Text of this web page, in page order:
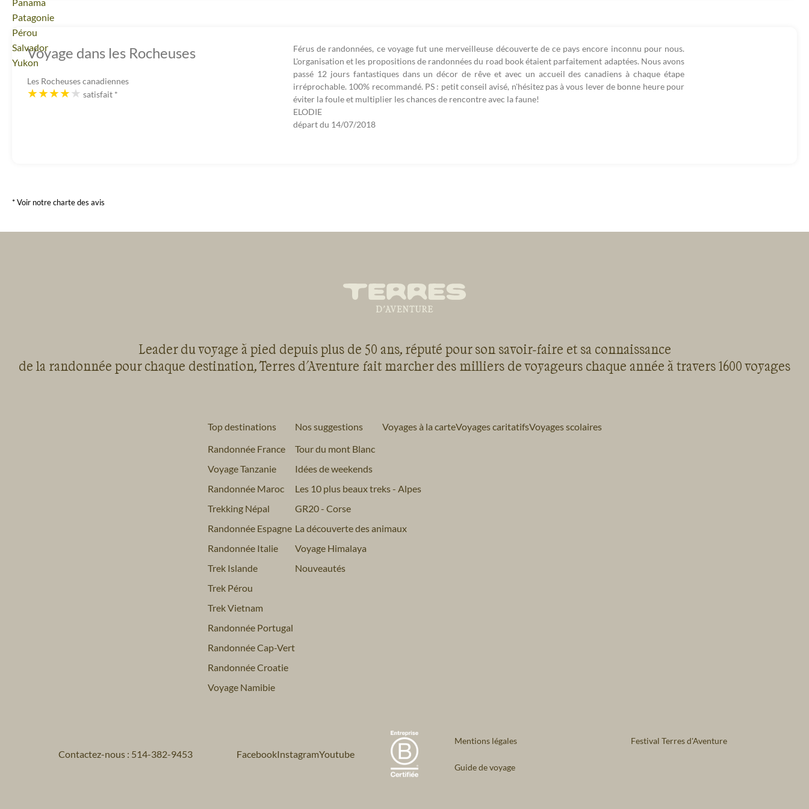
Voyage
Panama
Voyage
Patagonie
Voyage
Pérou
Voyage
Salvador
Voyage
Yukon
Voyage dans les Rocheuses
Les Rocheuses canadiennes
satisfait *
Férus de randonnées, ce voyage fut une merveilleuse découverte de ce pays encore inconnu pour nous.
L'organisation et les propositions de randonnées du road book étaient parfaitement adaptées. Nous avons
passé 12 jours fantastiques dans un décor de rêve et avec un accueil des canadiens à chaque étape
irréprochable. 100% recommandé. PS : petit conseil avisé, n'hésitez pas à vous lever de bonne heure pour
éviter la foule et multiplier les chances de rencontre avec la faune!
ELODIE
départ du 14/07/2018
* Voir notre charte des avis
Leader du voyage à pied depuis plus de 50 ans, réputé pour son savoir-faire et sa connaissance
de la randonnée pour chaque destination, Terres d'Aventure fait marcher des milliers de voyageurs chaque année à travers 1600 voyages
Top destinations
Randonnée France
Voyage Tanzanie
Randonnée Maroc
Trekking Népal
Randonnée Espagne
Randonnée Italie
Trek Islande
Trek Pérou
Trek Vietnam
Randonnée Portugal
Randonnée Cap-Vert
Randonnée Croatie
Voyage Namibie
Nos suggestions
Tour du mont Blanc
Idées de weekends
Les 10 plus beaux treks - Alpes
GR20 - Corse
La découverte des animaux
Voyage Himalaya
Nouveautés
Voyages à la carteVoyages caritatifsVoyages scolaires
Contactez-nous : 514-382-9453 FacebookInstagramYoutube
Mentions légales Festival Terres d'Aventure
Guide de voyage